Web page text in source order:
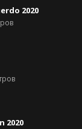
2020
2020